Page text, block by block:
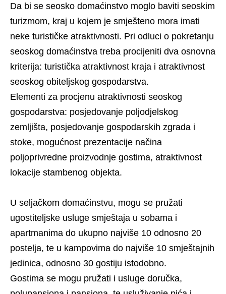
Da bi se seosko domaćinstvo moglo baviti seoskim
turizmom, kraj u kojem je smješteno mora imati
neke turističke atraktivnosti. Pri odluci o pokretanju
seoskog domaćinstva treba procijeniti dva osnovna
kriterija: turistička atraktivnost kraja i atraktivnost
seoskog obiteljskog gospodarstva.
Elementi za procjenu atraktivnosti seoskog
gospodarstva: posjedovanje poljodjelskog
zemljišta, posjedovanje gospodarskih zgrada i
stoke, mogućnost prezentacije načina
poljoprivredne proizvodnje gostima, atraktivnost
lokacije stambenog objekta.
U seljačkom domaćinstvu, mogu se pružati
ugostiteljske usluge smještaja u sobama i
apartmanima do ukupno najviše 10 odnosno 20
postelja, te u kampovima do najviše 10 smještajnih
jedinica, odnosno 30 gostiju istodobno.
Gostima se mogu pružati i usluge doručka,